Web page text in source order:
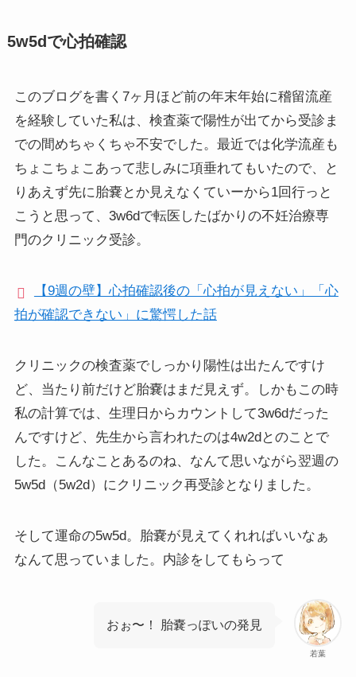
5w5dで心拍確認
このブログを書く7ヶ月ほど前の年末年始に稽留流産
を経験していた私は、検査薬で陽性が出てから受診ま
での間めちゃくちゃ不安でした。最近では化学流産も
ちょこちょこあって悲しみに項垂れてもいたので、と
りあえず先に胎嚢とか見えなくていーから1回行っと
こうと思って、3w6dで転医したばかりの不妊治療専
門のクリニック受診。
【9週の壁】心拍確認後の「心拍が見えない」「心
拍が確認できない」に驚愕した話
クリニックの検査薬でしっかり陽性は出たんですけ
ど、当たり前だけど胎嚢はまだ見えず。しかもこの時
私の計算では、生理日からカウントして3w6dだった
んですけど、先生から言われたのは4w2dとのことで
した。こんなことあるのね、なんて思いながら翌週の
5w5d（5w2d）にクリニック再受診となりました。
そして運命の5w5d。胎嚢が見えてくれればいいなぁ
なんて思っていました。内診をしてもらって
若葉
おぉ〜！ 胎嚢っぽいの発見